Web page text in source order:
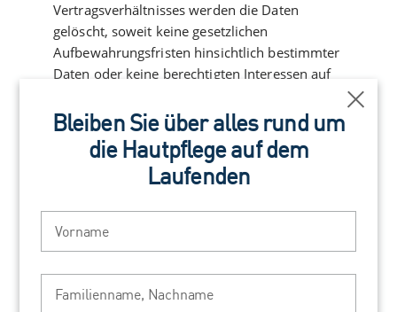
Vertragsverhältnisses werden die Daten
gelöscht, soweit keine gesetzlichen
Aufbewahrungsfristen hinsichtlich bestimmter
Daten oder keine berechtigten Interessen auf
die Daten weiterhin aufzubewahren sind.
Rechtliche Grundlagen für diese
Datenverarbeitung sind die des Art. 6 Abs. 1
lit. b DSGVO (welcher die Verarbeitung von
vorvertraglicher Maßnahmen mit dem
Daten aufgrund eines berechtigten Interesses
Bleiben Sie über alles rund um
die Hautpflege auf dem
Laufenden